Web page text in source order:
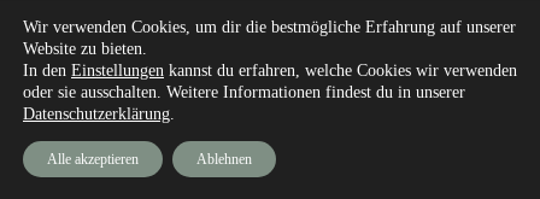
Sind Rauchmelder Pflicht?
Buch-Tipp (Werbung*):
Wer tiefer in den Brandschutz einsteigen will, findet im
Fachbuch„Brandschutz im Bestand“*
Standardwerk„Brandschutzkompendium 2026″*
Wir verwenden Cookies, um dir die bestmögliche Erfahrung auf unserer
Website zu bieten.
In den Einstellungen kannst du erfahren, welche Cookies wir verwenden
oder sie ausschalten. Weitere Informationen findest du in unserer
Datenschutzerklärung.
Alle akzeptieren Ablehnen